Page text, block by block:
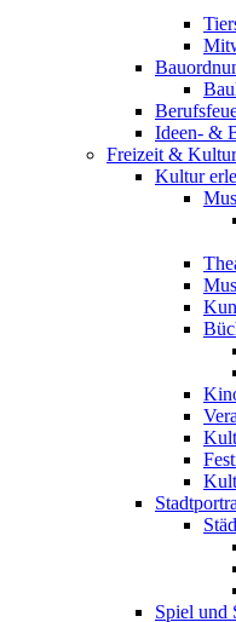
Ideen- &
Freizeit & Kultur
Kultur
Spiel und